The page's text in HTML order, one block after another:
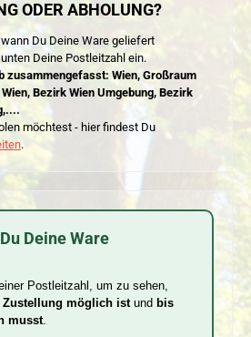
ODER ABHOLUNG?
Du Deine Ware geliefert
Deine Postleitzahl ein.
zusammengefasst: Wien, Großraum
Bezirk Wien Umgebung, Bezirk
möchtest - hier findest Du
.
Deine Ware
Postleitzahl, um zu sehen,
Zustellung möglich istund bis
musst.